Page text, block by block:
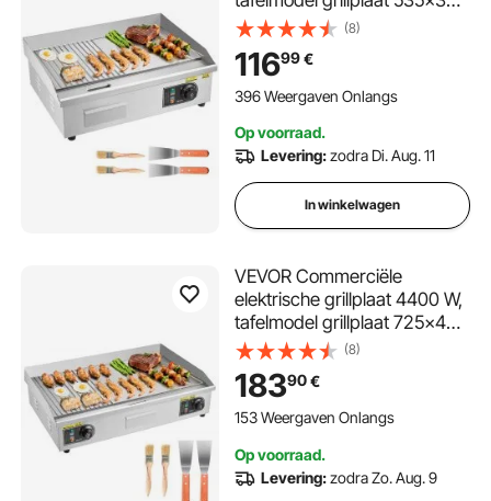
mm grilloppervlak,
elektrische grill, half
geribbeld, half glad, met 2
spatels, 2 borstels en voetjes,
pannenkoeken.
(8)
11699€
396 Weergaven Onlangs
Op voorraad.
Levering:zodra Di. Aug. 11
In winkelwagen
VEVOR Commerciële
elektrische grillplaat 4400 W,
tafelmodel grillplaat 725x400
mm grilloppervlak, 50–300
°C, elektrische grill, half
geribbeld, half glad, met 2
spatels en 2 borstels, voor
stekker.
(8)
18390€
153 Weergaven Onlangs
Op voorraad.
Levering:zodra Zo. Aug. 9